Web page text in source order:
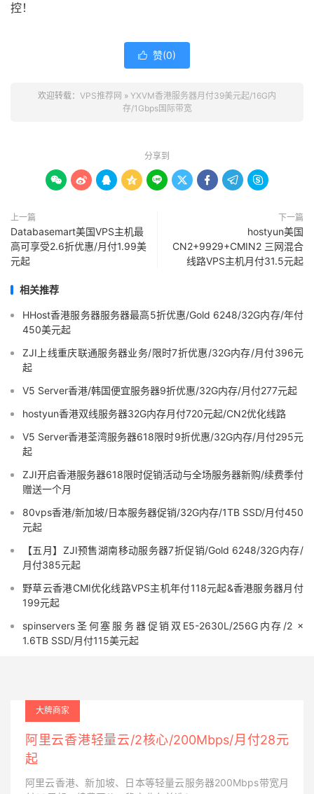
控！
 赞(0)
欢迎转载： VPS推荐网 » YXVM香港服务器月付39美元起/16G内
存/1Gbps国际带宽
分享到
        
上一篇
Databasemart美国VPS主机最
高可享受2.6折优惠/月付1.99美
元起
下一篇
hostyun美国
CN2+9929+CMIN2 三网混合
线路VPS主机月付31.5元起
相关推荐
HHost香港服务器服务器最高5折优惠/Gold 6248/32G内存/年付
450美元起
ZJI上线重庆联通服务器业务/限时7折优惠/32G内存/月付396元
起
V5 Server香港/韩国便宜服务器9折优惠/32G内存/月付277元起
hostyun香港双线服务器32G内存月付720元起/CN2优化线路
V5 Server香港荃湾服务器618限时9折优惠/32G内存/月付295元
起
ZJI开启香港服务器618限时促销活动与全场服务器新购/续费季付
赠送一个月
80vps香港/新加坡/日本服务器促销/32G内存/1TB SSD/月付450
元起
【五月】ZJI预售湖南移动服务器7折促销/Gold 6248/32G内存/
月付385元起
野草云香港CMI优化线路VPS主机年付118元起&香港服务器月付
199元起
spinservers圣何塞服务器促销双E5-2630L/256G内存/2 ×
1.6TB SSD/月付115美元起
大牌商家
阿里云香港轻量云/2核心/200Mbps/月付28元
起
阿里云香港、新加坡、日本等轻量云服务器200Mbps带宽月